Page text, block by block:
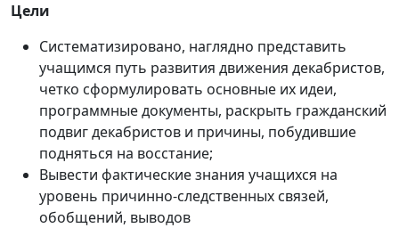
Цели
Систематизировано, наглядно представить
учащимся путь развития движения декабристов,
четко сформулировать основные их идеи,
программные документы, раскрыть гражданский
подвиг декабристов и причины, побудившие
подняться на восстание;
Вывести фактические знания учащихся на
уровень причинно-следственных связей,
обобщений, выводов